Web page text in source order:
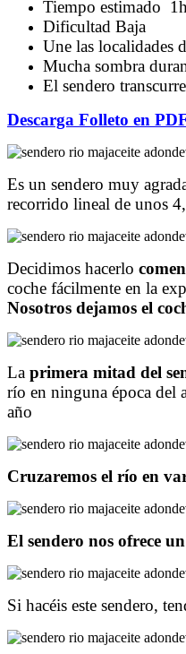
Tiempo estimado
Dificultad Baja
Une las localidades
Mucha sombra
El sendero
Descarga Folleto en
Es un sendero muy
recorrido lineal de unos
Decidimos hacerlo
coche fácilmente en la
Nosotros dejamos el
La primera mitad del
río en ninguna época del
año
Cruzaremos el río en
El sendero nos ofrece
Si hacéis este sendero,